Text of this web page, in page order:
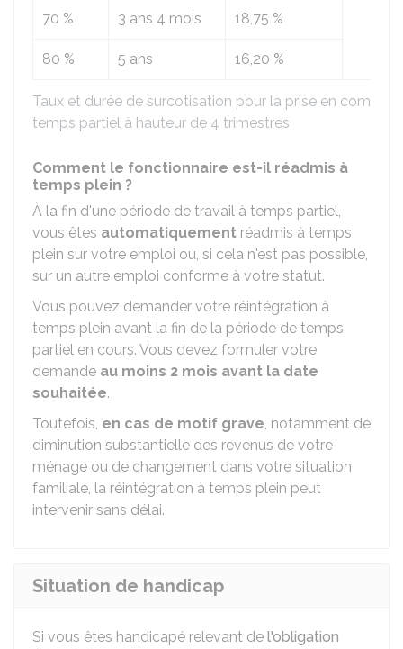
Taux et durée de surcotisation pour la prise en compte
temps partiel à hauteur de 4 trimestres
70 % 3 ans 4 mois 18,75 %
80 % 5 ans 16,20 %
Comment le fonctionnaire est-il réadmis à
temps plein ?
À la fin d'une période de travail à temps partiel,
vous êtes automatiquement réadmis à temps
plein sur votre emploi ou, si cela n'est pas possible,
sur un autre emploi conforme à votre statut.
Vous pouvez demander votre réintégration à
temps plein avant la fin de la période de temps
partiel en cours. Vous devez formuler votre
demande au moins 2 mois avant la date
souhaitée.
Toutefois, en cas de motif grave, notamment de
diminution substantielle des revenus de votre
ménage ou de changement dans votre situation
familiale, la réintégration à temps plein peut
intervenir sans délai.
Situation de handicap
Si vous êtes handicapé relevant de l'obligation